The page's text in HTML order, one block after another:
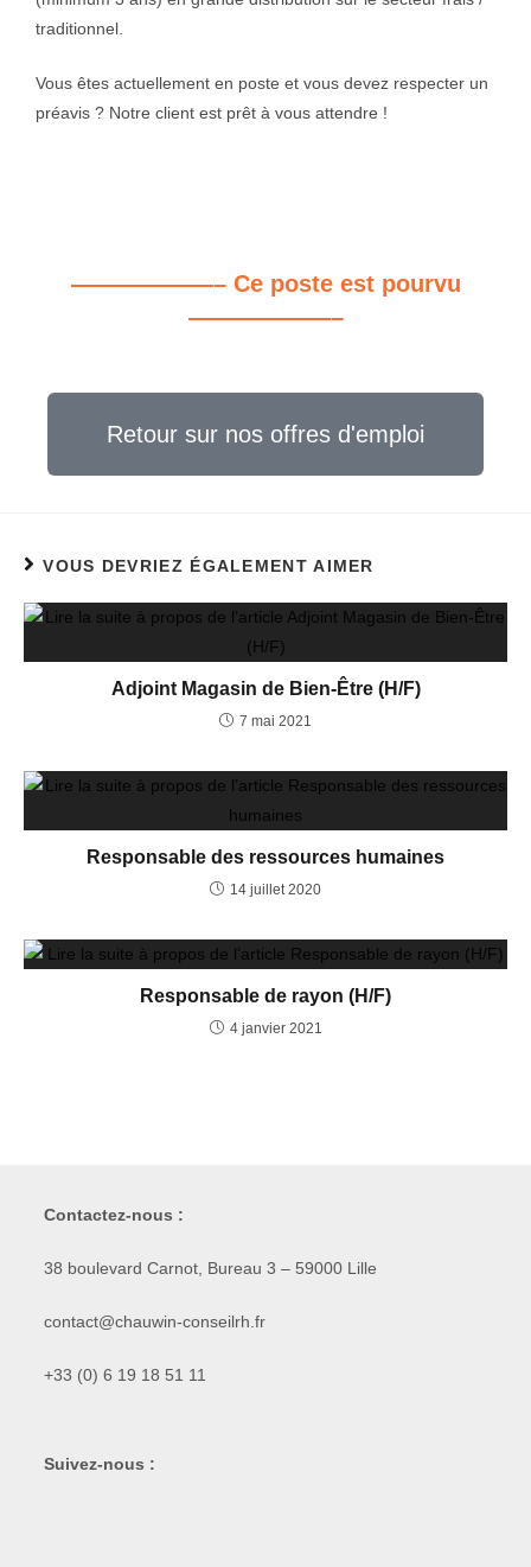
traditionnel.
Vous êtes actuellement en poste et vous devez respecter un
préavis ? Notre client est prêt à vous attendre !
——————– Ce poste est pourvu
——————–
Retour sur nos offres d'emploi
VOUS DEVRIEZ ÉGALEMENT AIMER
Adjoint Magasin de Bien-Être (H/F)
7 mai 2021
Responsable des ressources humaines
14 juillet 2020
Responsable de rayon (H/F)
4 janvier 2021
Contactez-nous :
38 boulevard Carnot, Bureau 3 – 59000 Lille
contact@chauwin-conseilrh.fr
+33 (0) 6 19 18 51 11
Suivez-nous :